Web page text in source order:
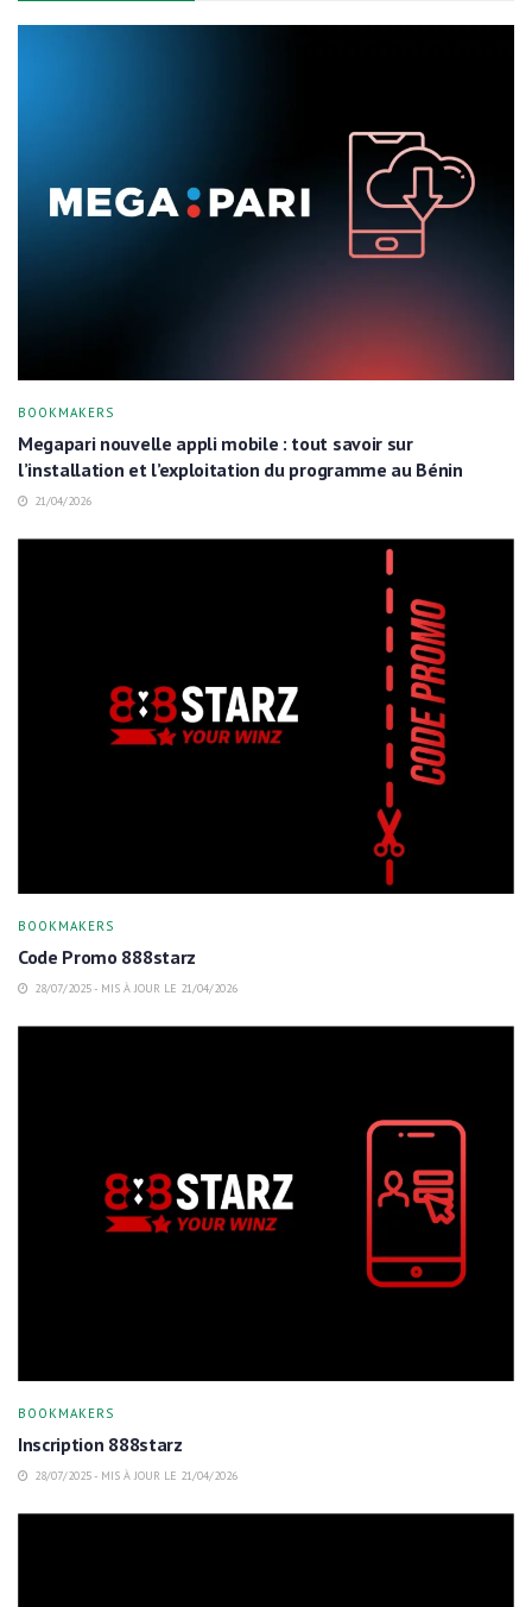
BOOKMAKERS
Megapari nouvelle appli mobile : tout savoir sur
l’installation et l’exploitation du programme au Bénin
21/04/2026
BOOKMAKERS
Code Promo 888starz
28/07/2025 - MIS À JOUR LE 21/04/2026
BOOKMAKERS
Inscription 888starz
28/07/2025 - MIS À JOUR LE 21/04/2026